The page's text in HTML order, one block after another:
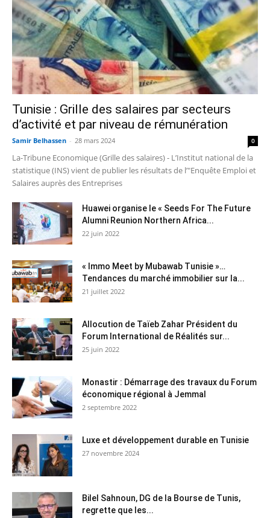
Tunisie : Grille des salaires par secteurs
d’activité et par niveau de rémunération
Samir Belhassen - 28 mars 2024 0
La-Tribune Economique (Grille des salaires) - L’Institut national de la
statistique (INS) vient de publier les résultats de l’"Enquête Emploi et
Salaires auprès des Entreprises
Huawei organise le « Seeds For The Future
Alumni Reunion Northern Africa...
22 juin 2022
« Immo Meet by Mubawab Tunisie »…
Tendances du marché immobilier sur la...
21 juillet 2022
Allocution de Taïeb Zahar Président du
Forum International de Réalités sur...
25 juin 2022
Monastir : Démarrage des travaux du Forum
économique régional à Jemmal
2 septembre 2022
Luxe et développement durable en Tunisie
27 novembre 2024
Bilel Sahnoun, DG de la Bourse de Tunis,
regrette que les...